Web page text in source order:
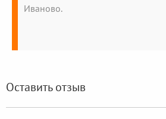
Иваново.
Оставить отзыв